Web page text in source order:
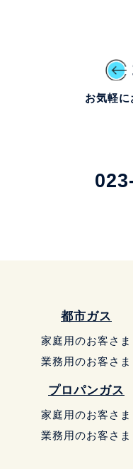
お気軽に
都市ガス
家庭用のお客さま
業務用のお客さま
プロパンガス
家庭用のお客さま
業務用のお客さま